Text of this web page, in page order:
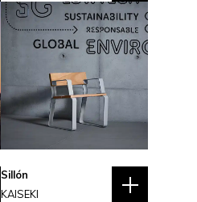
Sillón
KAISEKI